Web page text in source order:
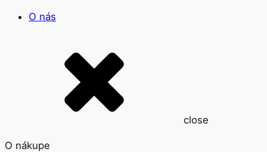
O nás
close
O nákupe